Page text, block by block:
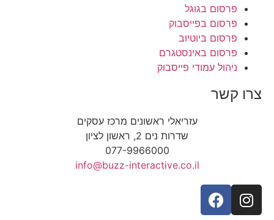
פרסום בגוגל
פרסום בפייסבוק
פרסום ביוטיוב
פרסום באינסטגרם
ניהול עמודי פייסבוק
צרו קשר
עזריאלי ראשונים מרכז עסקים
שדרות נים 2, ראשון לציון
077-9966000
info@buzz-interactive.co.il